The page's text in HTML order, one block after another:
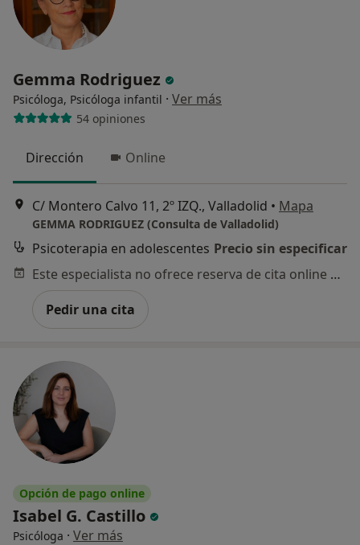
Gemma Rodriguez
Psicóloga, Psicóloga infantil · Ver más
54 opiniones
Dirección Online
C/ Montero Calvo 11, 2º IZQ., Valladolid • Mapa
GEMMA RODRIGUEZ (Consulta de Valladolid)
Psicoterapia en adolescentes Precio sin especificar
Este especialista no ofrece reserva de cita online en esta dirección.
Pedir una cita
Opción de pago online
Isabel G. Castillo
Psicóloga · Ver más